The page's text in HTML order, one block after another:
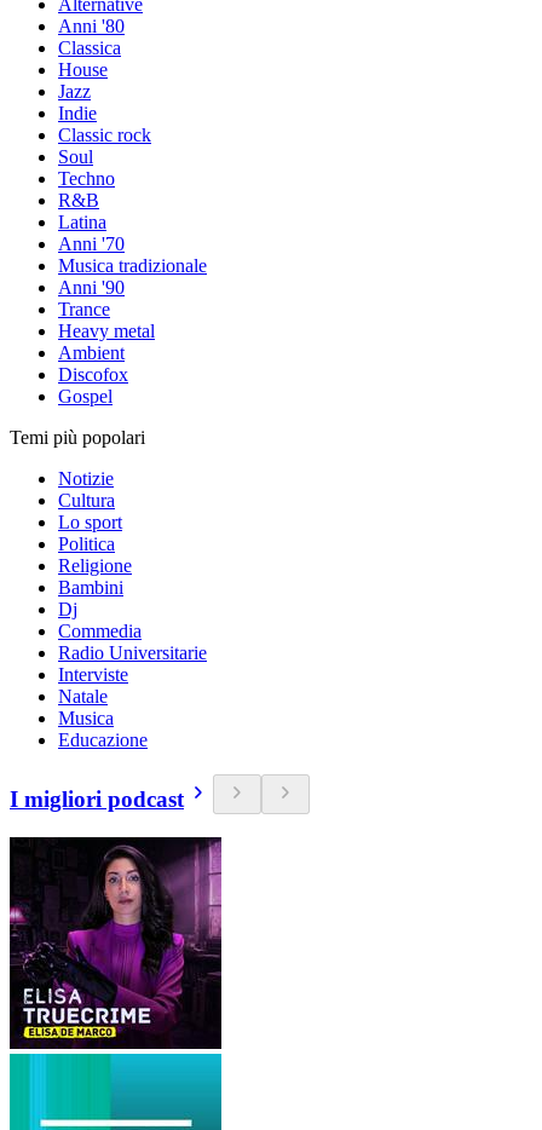
Alternative
Anni '80
Classica
House
Jazz
Indie
Classic rock
Soul
Techno
R&B
Latina
Anni '70
Musica tradizionale
Anni '90
Trance
Heavy metal
Ambient
Discofox
Gospel
Temi più popolari
Notizie
Cultura
Lo sport
Politica
Religione
Bambini
Dj
Commedia
Radio Universitarie
Interviste
Natale
Musica
Educazione
I migliori podcast